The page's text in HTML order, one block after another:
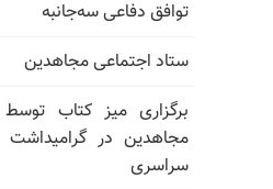
توافق دفاعی سه‌جانبه
ستاد اجتماعی مجاهدین
برگزاری میز کتاب توسط
مجاهدین در گرامیداشت
سراسری